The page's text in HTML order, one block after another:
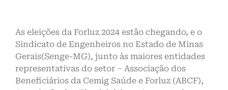
As eleições da Forluz 2024 estão chegando, e o
Sindicato de Engenheiros no Estado de Minas
Gerais(Senge-MG), junto às maiores entidades
representativas do setor – Associação dos
Beneficiários da Cemig Saúde e Forluz (ABCF),